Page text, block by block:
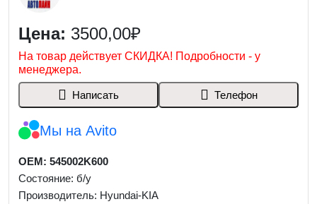
Цена: 3500,00₽
На товар действует СКИДКА! Подробности - у
менеджера.
Написать Телефон
Мы на Avito
OEM: 545002K600
Состояние: б/у
Производитель: Hyundai-KIA